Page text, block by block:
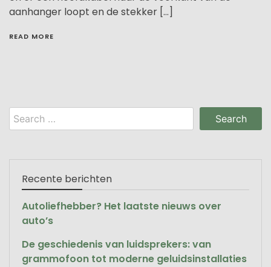
aanhanger loopt en de stekker […]
READ MORE
Search
for:
Recente berichten
Autoliefhebber? Het laatste nieuws over
auto’s
De geschiedenis van luidsprekers: van
grammofoon tot moderne geluidsinstallaties